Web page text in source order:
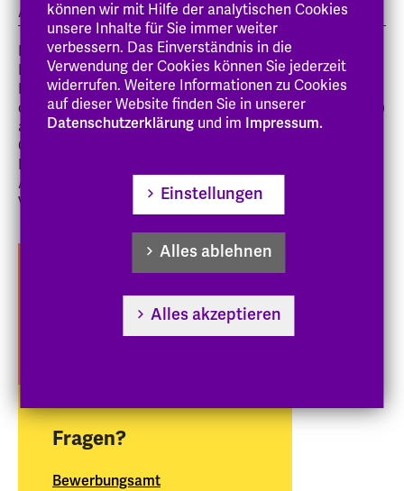
Aktuelle Diskurse & Methoden der Forschung
Der Studiengang wird in Kooperation mit dem
Religionspädagogischen Institut (RPI) der
Evangelischen Kirche Kurhessen-Waldeck (EKKW) und
der Evangelischen Kirche in Hessen und Nassau (EKHN)
angeboten. Er verknüpft Perspektiven Sozialer Arbeit,
Gemeindepädagogik und Diakonie sowie
Religionspädagogik im Hinblick auf berufliche
Arbeitsfelder im Kontext von Schule / Gemeinde und in
Verbindung mit kirchlichen Trägern.
Studienstandort
Darmstadt
Fragen?
Bewerbungsamt
können wir mit Hilfe der analytischen Cookies
unsere Inhalte für Sie immer weiter
verbessern. Das Einverständnis in die
Verwendung der Cookies können Sie jederzeit
widerrufen. Weitere Informationen zu Cookies
auf dieser Website finden Sie in unserer
Datenschutzerklärung und im Impressum.
Einstellungen
Alles ablehnen
Alles akzeptieren